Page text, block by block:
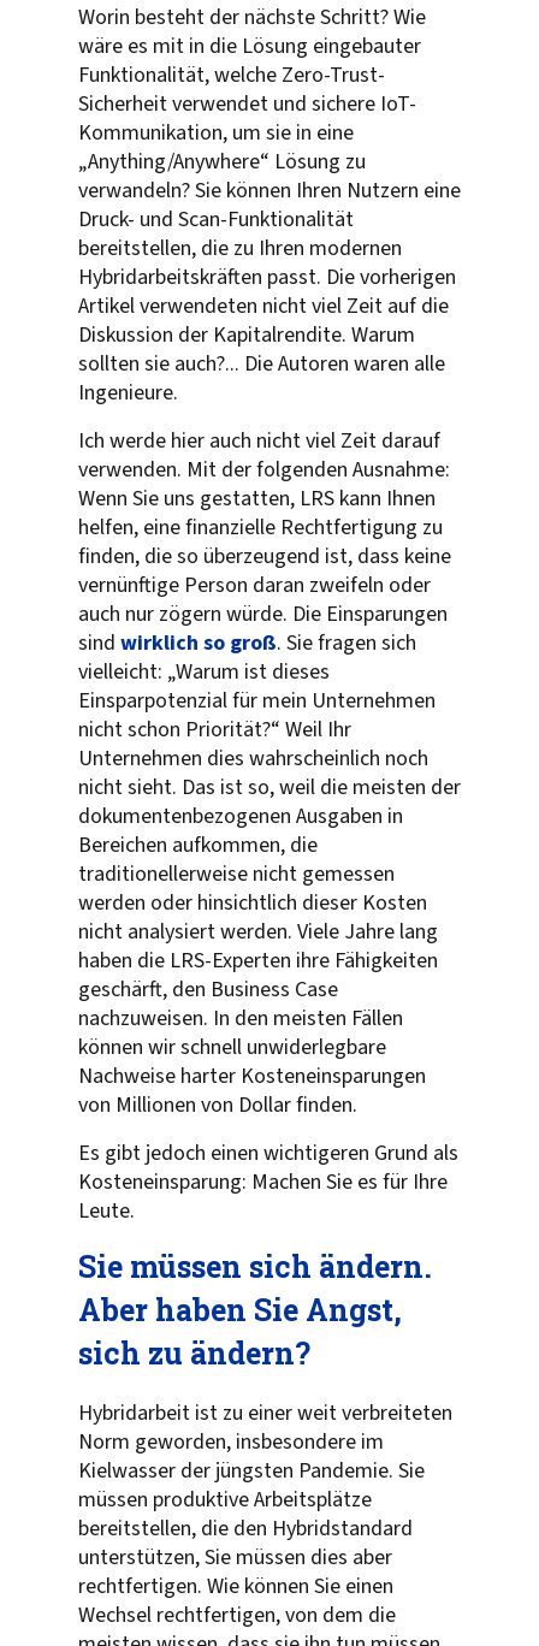
Worin besteht der nächste Schritt? Wie
wäre es mit in die Lösung eingebauter
Funktionalität, welche Zero-Trust-
Sicherheit verwendet und sichere IoT-
Kommunikation, um sie in eine
„Anything/Anywhere“ Lösung zu
verwandeln? Sie können Ihren Nutzern eine
Druck- und Scan-Funktionalität
bereitstellen, die zu Ihren modernen
Hybridarbeitskräften passt. Die vorherigen
Artikel verwendeten nicht viel Zeit auf die
Diskussion der Kapitalrendite. Warum
sollten sie auch?... Die Autoren waren alle
Ingenieure.
Ich werde hier auch nicht viel Zeit darauf
verwenden. Mit der folgenden Ausnahme:
Wenn Sie uns gestatten, LRS kann Ihnen
helfen, eine finanzielle Rechtfertigung zu
finden, die so überzeugend ist, dass keine
vernünftige Person daran zweifeln oder
auch nur zögern würde. Die Einsparungen
sind wirklich so groß. Sie fragen sich
vielleicht: „Warum ist dieses
Einsparpotenzial für mein Unternehmen
nicht schon Priorität?“ Weil Ihr
Unternehmen dies wahrscheinlich noch
nicht sieht. Das ist so, weil die meisten der
dokumentenbezogenen Ausgaben in
Bereichen aufkommen, die
traditionellerweise nicht gemessen
werden oder hinsichtlich dieser Kosten
nicht analysiert werden. Viele Jahre lang
haben die LRS-Experten ihre Fähigkeiten
geschärft, den Business Case
nachzuweisen. In den meisten Fällen
können wir schnell unwiderlegbare
Nachweise harter Kosteneinsparungen
von Millionen von Dollar finden.
Es gibt jedoch einen wichtigeren Grund als
Kosteneinsparung: Machen Sie es für Ihre
Leute.
Sie müssen sich ändern.
Aber haben Sie Angst,
sich zu ändern?
Hybridarbeit ist zu einer weit verbreiteten
Norm geworden, insbesondere im
Kielwasser der jüngsten Pandemie. Sie
müssen produktive Arbeitsplätze
bereitstellen, die den Hybridstandard
unterstützen, Sie müssen dies aber
rechtfertigen. Wie können Sie einen
Wechsel rechtfertigen, von dem die